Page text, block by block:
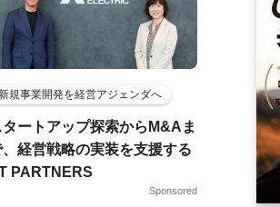
規事業開発を経営アジェンダへ
タートアップ探索からM&Aま
、経営戦略の実装を支援する
PARTNERS
Sponsored